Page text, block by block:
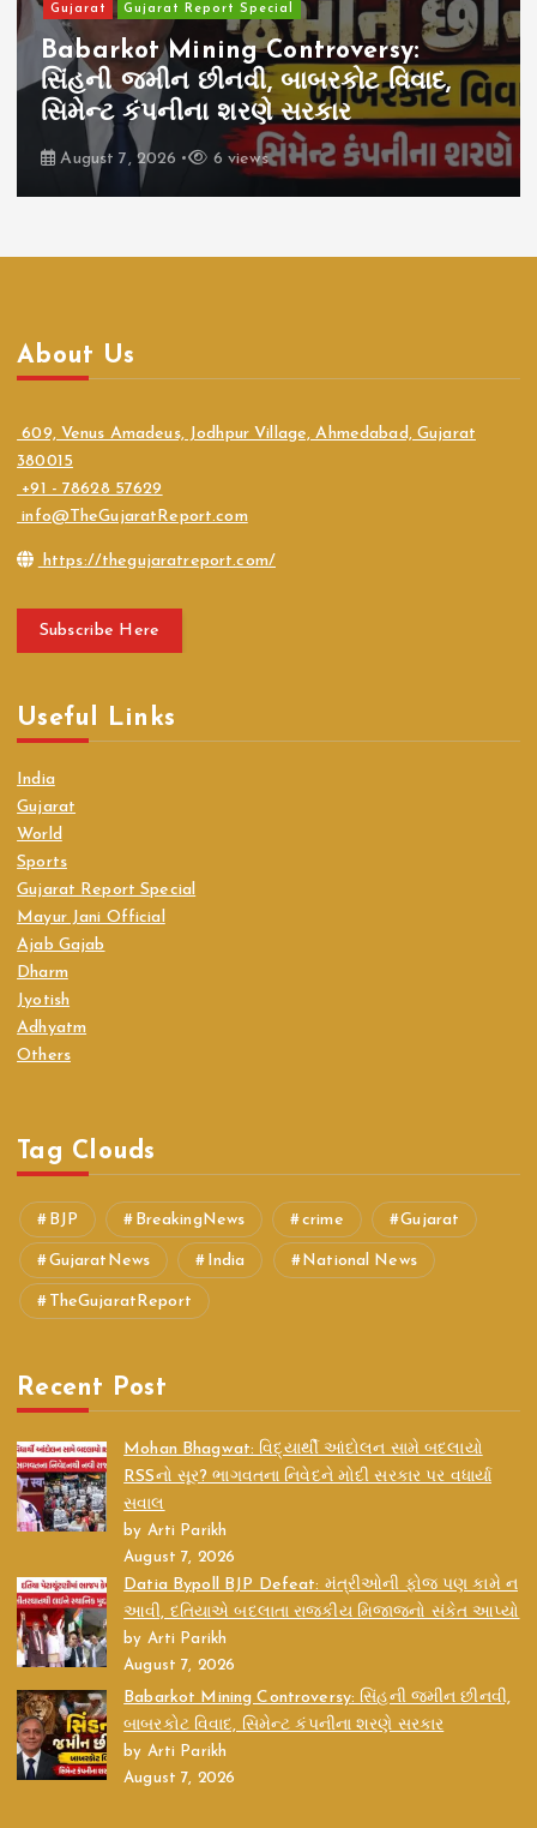
Gujarat Gujarat Report Special
Babarkot Mining Controversy:
સિંહની જમીન છીનવી, બાબરકોટ વિવાદ,
સિમેન્ટ કંપનીના શરણે સરકાર
August 7, 2026 6 views
About Us
609, Venus Amadeus, Jodhpur Village, Ahmedabad, Gujarat
380015
+91 - 78628 57629
info@TheGujaratReport.com
https://thegujaratreport.com/
Subscribe Here
Useful Links
India
Gujarat
World
Sports
Gujarat Report Special
Mayur Jani Official
Ajab Gajab
Dharm
Jyotish
Adhyatm
Others
Tag Clouds
BJP BreakingNews crime Gujarat
GujaratNews India National News
TheGujaratReport
Recent Post
Mohan Bhagwat: વિદ્યાર્થી આંદોલન સામે બદલાયો
RSSનો સૂર? ભાગવતના નિવેદને મોદી સરકાર પર વધાર્યા
સવાલ
by Arti Parikh
August 7, 2026
Datia Bypoll BJP Defeat: મંત્રીઓની ફોજ પણ કામે ન
આવી, દતિયાએ બદલાતા રાજકીય મિજાજનો સંકેત આપ્યો
by Arti Parikh
August 7, 2026
Babarkot Mining Controversy: સિંહની જમીન છીનવી,
બાબરકોટ વિવાદ, સિમેન્ટ કંપનીના શરણે સરકાર
by Arti Parikh
August 7, 2026